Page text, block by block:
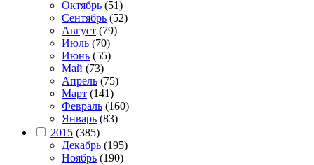
Октябрь (51)
Сентябрь (52)
Август (79)
Июль (70)
Июнь (55)
Май (73)
Апрель (75)
Март (141)
Февраль (160)
Январь (83)
2015 (385)
Декабрь (195)
Ноябрь (190)